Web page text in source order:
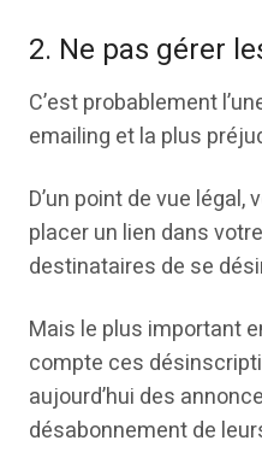
2. Ne pas gérer
C’est probablement
emailing et la plus
D’un point de vue
placer un lien dans
destinataires de se
Mais le plus important
compte ces
aujourd’hui des
désabonnement de